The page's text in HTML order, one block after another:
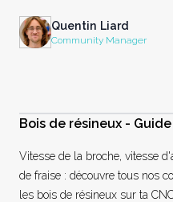
Quentin Liard
Community Manager
Bois de résineux -
Vitesse de la broche, vitesse
de fraise : découvre tous nos
les bois de résineux sur ta